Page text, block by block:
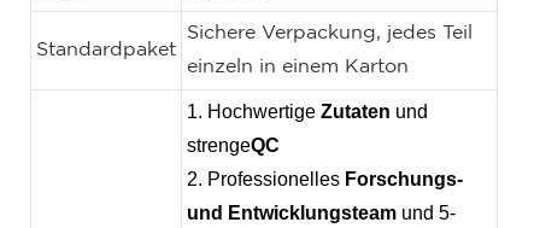
Standardpaket
Sichere Verpackung, jedes Teil
einzeln in einem Karton
1. Hochwertige Zutaten und
strengeQC
2. Professionelles Forschungs-
und Entwicklungsteam und 5-